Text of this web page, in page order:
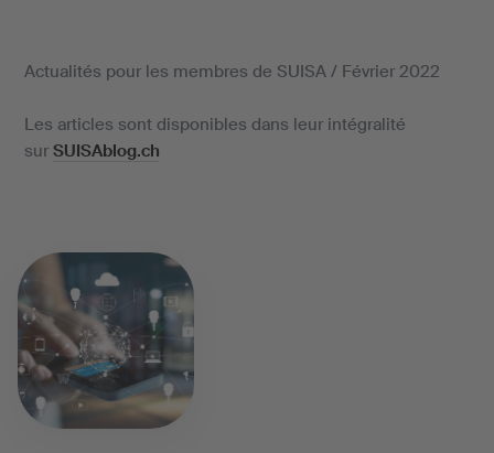
Actualités pour les membres de SUISA / Février 2022
Les articles sont disponibles dans leur intégralité
sur SUISAblog.ch